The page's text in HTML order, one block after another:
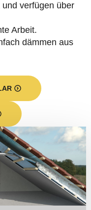
verfügen über
Arbeit.
dämmen aus